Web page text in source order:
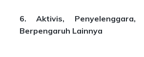
6. Aktivis, Penyelenggara,
Berpengaruh Lainnya